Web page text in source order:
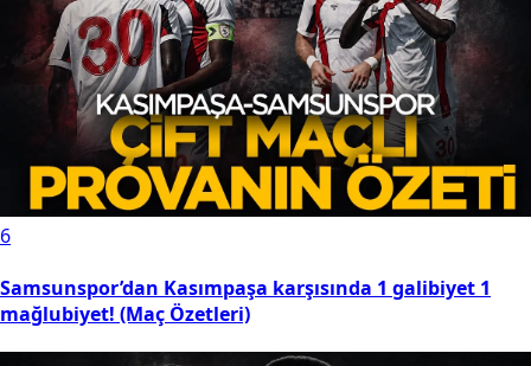
6
Samsunspor’dan Kasımpaşa karşısında 1 galibiyet 1
mağlubiyet! (Maç Özetleri)